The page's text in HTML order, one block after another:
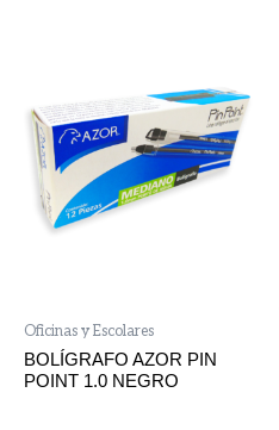
Oficinas y Escolares
BOLÍGRAFO AZOR PIN
POINT 1.0 NEGRO